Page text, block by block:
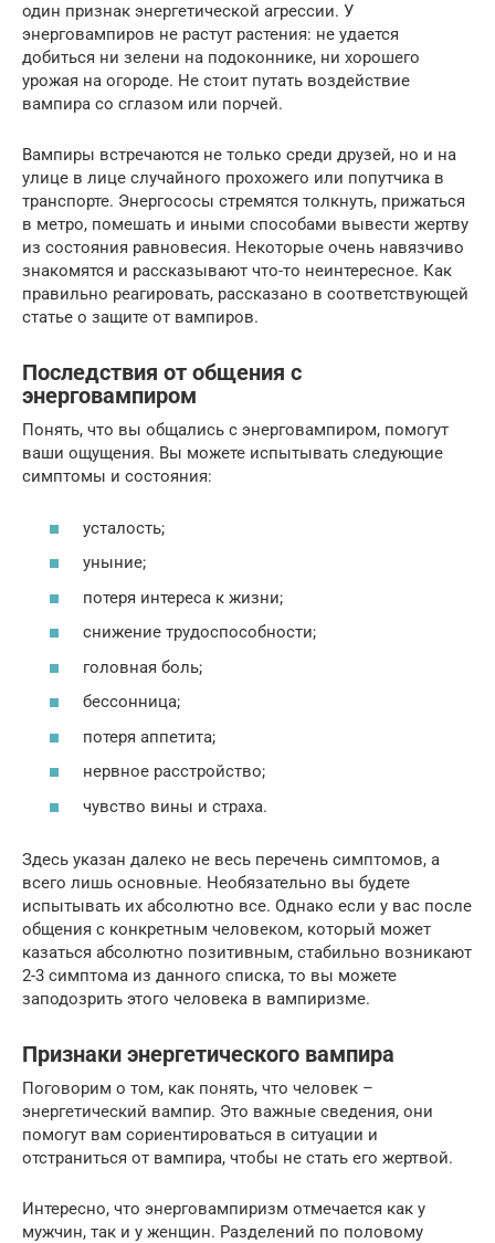
один признак энергетической агрессии. У
энерговампиров не растут растения: не удается
добиться ни зелени на подоконнике, ни хорошего
урожая на огороде. Не стоит путать воздействие
вампира со сглазом или порчей.
Вампиры встречаются не только среди друзей, но и на
улице в лице случайного прохожего или попутчика в
транспорте. Энергососы стремятся толкнуть, прижаться
в метро, помешать и иными способами вывести жертву
из состояния равновесия. Некоторые очень навязчиво
знакомятся и рассказывают что-то неинтересное. Как
правильно реагировать, рассказано в соответствующей
статье о защите от вампиров.
Последствия от общения с
энерговампиром
Понять, что вы общались с энерговампиром, помогут
ваши ощущения. Вы можете испытывать следующие
симптомы и состояния:
усталость;
уныние;
потеря интереса к жизни;
снижение трудоспособности;
головная боль;
бессонница;
потеря аппетита;
нервное расстройство;
чувство вины и страха.
Здесь указан далеко не весь перечень симптомов, а
всего лишь основные. Необязательно вы будете
испытывать их абсолютно все. Однако если у вас после
общения с конкретным человеком, который может
казаться абсолютно позитивным, стабильно возникают
2-3 симптома из данного списка, то вы можете
заподозрить этого человека в вампиризме.
Признаки энергетического вампира
Поговорим о том, как понять, что человек –
энергетический вампир. Это важные сведения, они
помогут вам сориентироваться в ситуации и
отстраниться от вампира, чтобы не стать его жертвой.
Интересно, что энерговампиризм отмечается как у
мужчин, так и у женщин. Разделений по половому